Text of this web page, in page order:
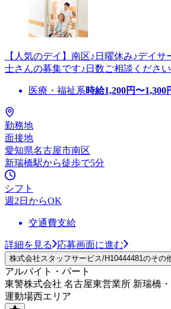
【人気のデイ】南区♪日曜休み♪デイ
士さんの募集です♪日数ご相談ください
医療・福祉系時給1,200円〜1,300
勤務地
面接地
愛知県名古屋市南区
新瑞橋駅から徒歩で5分
シフト
週2日からOK
交通費支給
詳細を見る 応募画面に進む
株式会社スタッフサービス/H10444481のその
アルバイト・パート
東警株式会社 名古屋東営業所 新瑞橋
運動場西エリア